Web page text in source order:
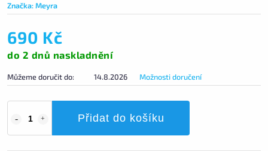
Značka:Meyra
690 Kč
do 2 dnů naskladnění
Můžeme doručit do: 14.8.2026 Možnosti doručení
Přidat do košíku